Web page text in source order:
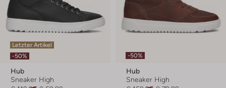
Letzter Artikel
-50%
Hub
Sneaker High
-50%
Hub
Sneaker High